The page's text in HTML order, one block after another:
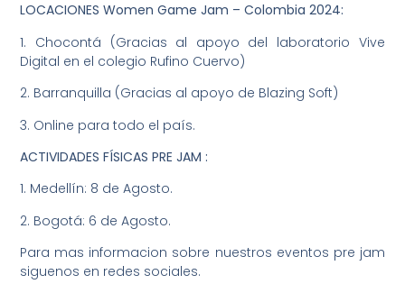
LOCACIONES Women Game Jam – Colombia 2024:
1. Chocontá (Gracias al apoyo del laboratorio Vive
Digital en el colegio Rufino Cuervo)
2. Barranquilla (Gracias al apoyo de Blazing Soft)
3. Online para todo el país.
ACTIVIDADES FÍSICAS PRE JAM :
1. Medellín: 8 de Agosto.
2. Bogotá: 6 de Agosto.
Para mas informacion sobre nuestros eventos pre jam
siguenos en redes sociales.